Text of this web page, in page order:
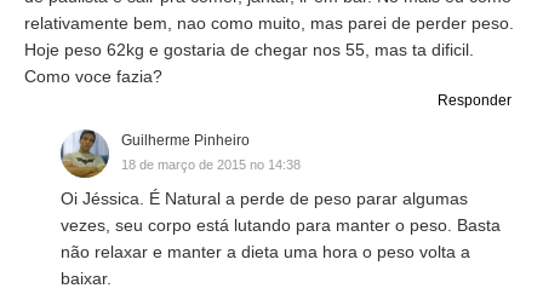
relativamente bem, nao como muito, mas parei de perder peso.
Hoje peso 62kg e gostaria de chegar nos 55, mas ta dificil.
Como voce fazia?
Responder
Guilherme Pinheiro
18 de março de 2015 no 14:38
Oi Jéssica. É Natural a perde de peso parar algumas
vezes, seu corpo está lutando para manter o peso. Basta
não relaxar e manter a dieta uma hora o peso volta a
baixar.